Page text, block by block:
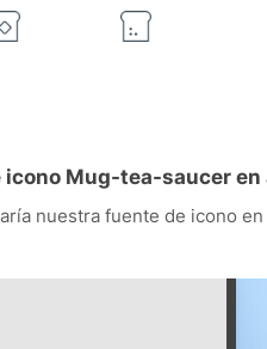
Mug-tea-saucer en
nuestra fuente de icono